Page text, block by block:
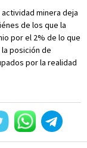
actividad minera deja
de los que la
por el 2% de lo que
posición de
por la realidad